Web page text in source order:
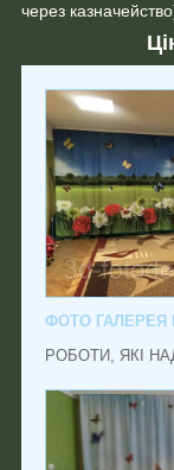
через
ФОТО ГАЛЕРЕЯ
РОБОТИ, ЯКІ